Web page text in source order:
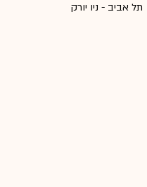
תל אביב - ניו יורק